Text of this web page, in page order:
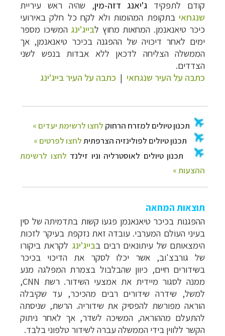
קודם לתפקיד ג'יאנג דזה-מין, שהיה ראש עיריית
שנגחאיבתקופת המהומות ולא לקח כל חלק באירועי
כיכר טיאנאנמן. המחאות מחוץ לבייג'ינג המשיכו מספר
ימים לאחר דיכויה של ההפגנה בכיכר טיאנאנמן, אך
הממשלה הצליחה לדכאן ללא אבדות בנפש לשני
הצדדים.
כתבה על העיר שנגחאי | כתבה על העיר בייג'ינג
תוצאות המחאה
ההפגנות בכיכר טיאנאנמן פגעו קשות בתדמיתה של סין
בעיני העולם המערבי. עובדה זאת נזקפת בעיקר לזכות
הימצאותם של עיתונאים רבים בבייג'ינג לקראת ביקורו
של גורבצ'וב, אשר יכלו לסקר את הדיכוי בכיכר
בשידורים חיים, כיוון שהבלבול בצמרת המפלגה מנע
ממנה לסגור מיידית את אמצעי השידור. רשת CNN
,
למשל, שידרה שידורים רבים מהכיכר, עד שקיבלה
הוראה מפורשת להפסיק את שידוריה. הרשת, שניסתה
להתעלם מההוראה, המשיכה לשדר, אך לאחר ניתוק
הקשר ללווין בידי הממשלה עברה לשידור טלפוני בלבד.